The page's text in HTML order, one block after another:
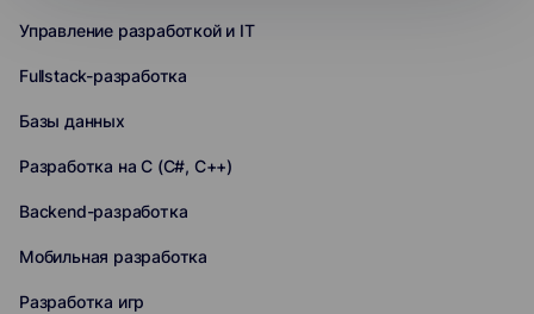
Управление разработкой и IT
Fullstack-разработка
Базы данных
Разработка на C (C#, C++)
Backend-разработка
Мобильная разработка
Разработка игр